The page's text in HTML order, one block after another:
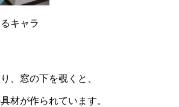
キャラ
、窓の下を覗くと、
材が作られています。